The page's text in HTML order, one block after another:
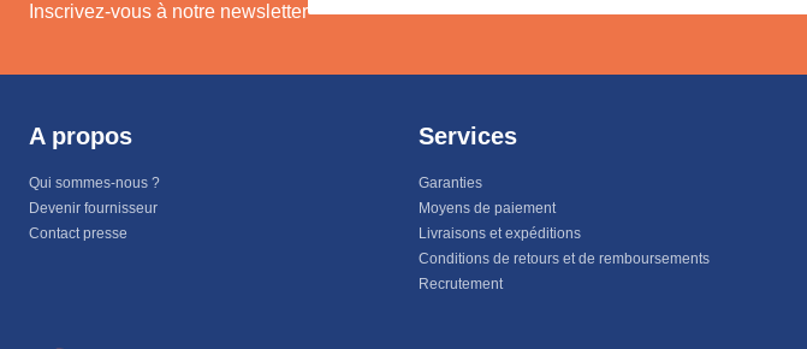
Inscrivez-vous à notre newsletter
A propos
Qui sommes-nous ?
Devenir fournisseur
Contact presse
Services
Garanties
Moyens de paiement
Livraisons et expéditions
Conditions de retours et de remboursements
Recrutement